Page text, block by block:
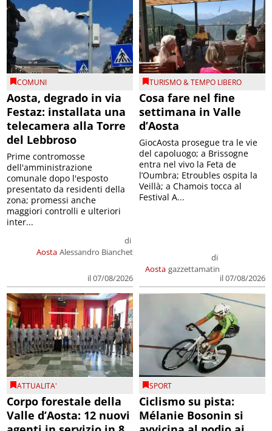
COMUNI
Aosta, degrado in via
Festaz: installata una
telecamera alla Torre
del Lebbroso
Aosta
di
Alessandro Bianchet
il 07/08/2026
Prime contromosse
dell'amministrazione
comunale dopo l'esposto
presentato da residenti della
zona; promessi anche
maggiori controlli e ulteriori
inter...
TURISMO & TEMPO LIBERO
Cosa fare nel fine
settimana in Valle
d’Aosta
Aosta
di
gazzettamatin
il 07/08/2026
GiocAosta prosegue tra le vie
del capoluogo; a Brissogne
entra nel vivo la Feta de
l’Oumbra; Etroubles ospita la
Veillà; a Chamois tocca al
Festival A...
ATTUALITA'
Corpo forestale della
Valle d’Aosta: 12 nuovi
SPORT
Ciclismo su pista:
Mélanie Bosonin si